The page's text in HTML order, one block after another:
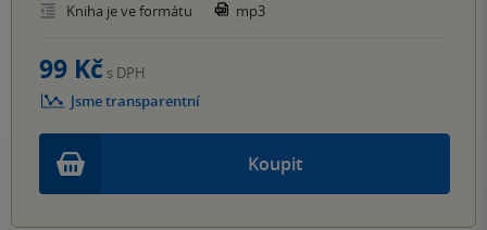
Kniha je ve formátu
mp3
Koupit
99 Kč s DPH
Jsme transparentní